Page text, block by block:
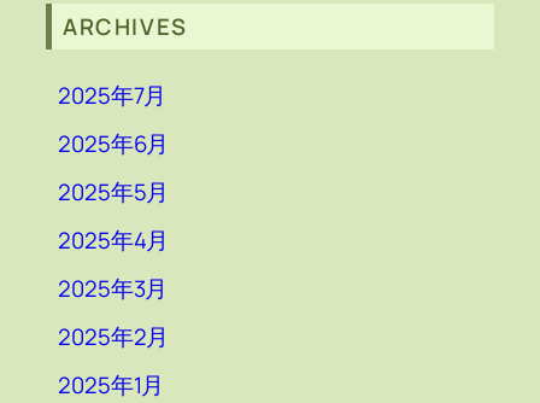
ARCHIVES
2025年7月
2025年6月
2025年5月
2025年4月
2025年3月
2025年2月
2025年1月